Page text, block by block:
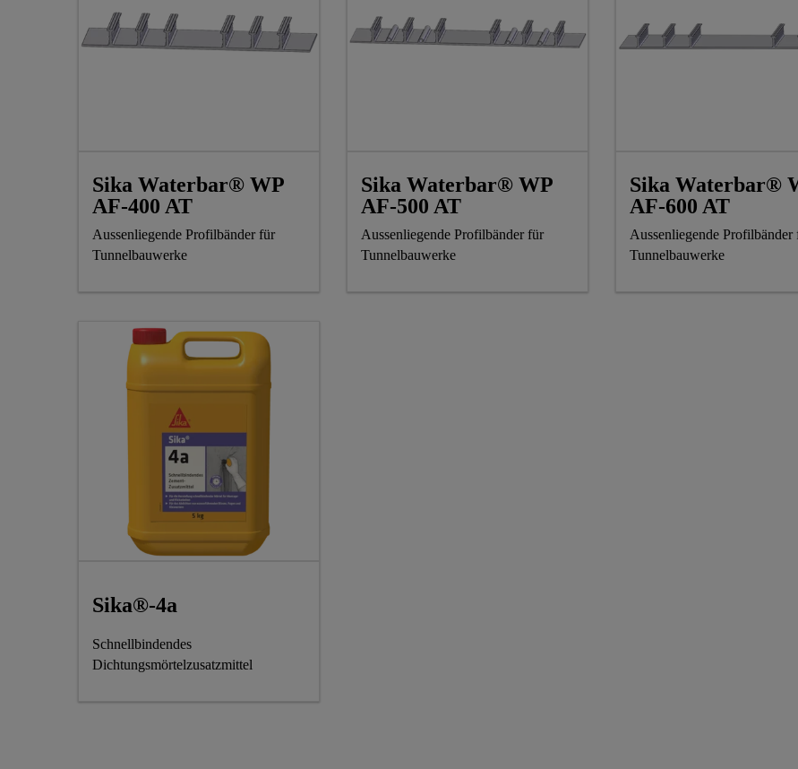
Sika Waterbar® WP
AF-400 AT
Aussenliegende Profilbänder für
Tunnelbauwerke
Sika Waterbar® WP
AF-500 AT
Aussenliegende Profilbänder für
Tunnelbauwerke
Sika Waterbar®
AF-600 AT
Aussenliegende Profilbänder
Tunnelbauwerke
Sika®-4a
Schnellbindendes
Dichtungsmörtelzusatzmittel